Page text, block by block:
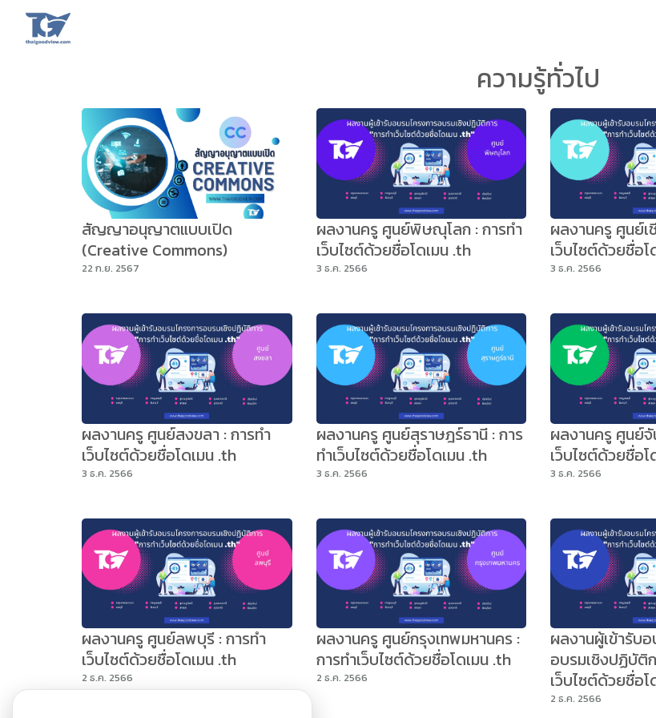
content
ความรู้ทั่วไป
สัญญาอนุญาตแบบเปิด
(Creative Commons)
22 ก.ย. 2567
ผลงานครู ศูนย์พิษณุโลก : การทำ
เว็บไซต์ด้วยชื่อโดเมน .th
3 ธ.ค. 2566
ผลงานครู ศูนย์เ
เว็บไซต์ด้วยชื่อ
3 ธ.ค. 2566
ผลงานครู ศูนย์สงขลา : การทำ
เว็บไซต์ด้วยชื่อโดเมน .th
3 ธ.ค. 2566
ผลงานครู ศูนย์สุราษฎร์ธานี : การ
ทำเว็บไซต์ด้วยชื่อโดเมน .th
3 ธ.ค. 2566
ผลงานครู ศูนย์จั
เว็บไซต์ด้วยชื่อ
3 ธ.ค. 2566
ผลงานครู ศูนย์ลพบุรี : การทำ
เว็บไซต์ด้วยชื่อโดเมน .th
2 ธ.ค. 2566
ผลงานครู ศูนย์กรุงเทพมหานคร :
การทำเว็บไซต์ด้วยชื่อโดเมน .th
2 ธ.ค. 2566
ผลงานผู้เข้ารับ
อบรมเชิงปฏิบัติ
เว็บไซต์ด้วยชื่อโ
2 ธ.ค. 2566